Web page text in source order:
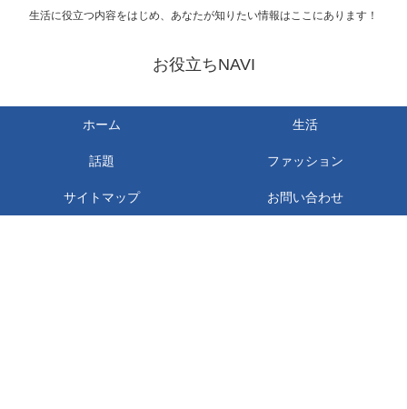
生活に役立つ内容をはじめ、あなたが知りたい情報はここにあります！
お役立ちNAVI
ホーム 生活
話題 ファッション
サイトマップ お問い合わせ